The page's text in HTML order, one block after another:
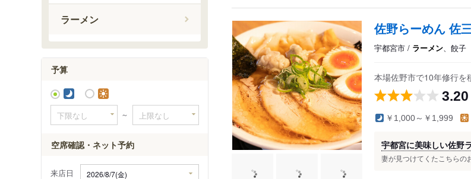
陽東３丁目駅
宇都宮大学陽東キャンパス駅
平石駅
平石中央小学校前駅
ゆいの杜西駅
ゆいの杜中央駅
ゆいの杜東駅
芳賀台駅
雀宮駅
宇都宮駅
鶴田駅
ラーメン
予算
～
空席確認・ネット予約
来店日
佐野らーめん 佐
宇都宮市 / ラーメン、餃子
本場佐野市で10年修行を
3.20
￥1,000～￥1,999
宇都宮に美味しい佐野
妻が見つけてくたこちらの